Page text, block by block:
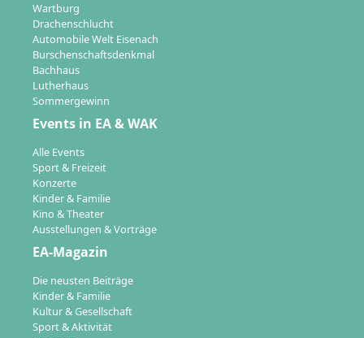
Wartburg
Drachenschlucht
Automobile Welt Eisenach
Burschenschaftsdenkmal
Bachhaus
Lutherhaus
Sommergewinn
Events in EA & WAK
Alle Events
Sport & Freizeit
Konzerte
Kinder & Familie
Kino & Theater
Ausstellungen & Vorträge
EA-Magazin
Die neusten Beiträge
Kinder & Familie
Kultur & Gesellschaft
Sport & Aktivität